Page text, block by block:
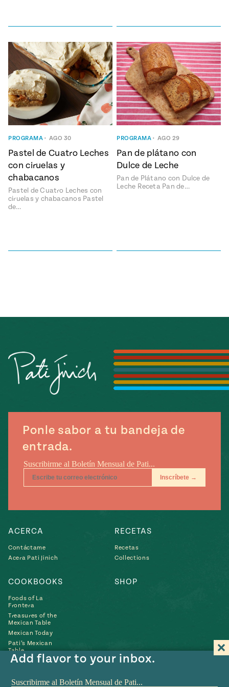
Add flavor to your inbox.
PROGRAMA • AGO 30
Pastel de Cuatro Leches
con ciruelas y
chabacanos
Pastel de Cuatro Leches con
ciruelas y chabacanos Pastel
de…
PROGRAMA • AGO 29
Pan de plátano con
Dulce de Leche
Pan de Plátano con Dulce de
Leche Receta Pan de…
Ponle sabor a tu bandeja de
entrada.
ACERCA
Contáctame
Acera Pati Jinich
RECETAS
Recetas
Collections
COOKBOOKS
Foods of La
Frontera
Treasures of the
Mexican Table
Mexican Today
Pati’s Mexican
Table
SHOP
Búscame